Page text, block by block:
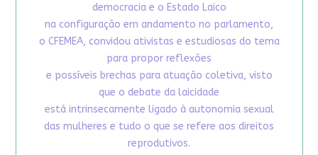
democracia e o Estado Laico
na configuração em andamento no parlamento,
o CFEMEA, convidou ativistas e estudiosas do tema
para propor reflexões
e possíveis brechas para atuação coletiva, visto
que o debate da laicidade
está intrinsecamente ligado à autonomia sexual
das mulheres e tudo o que se refere aos direitos
reprodutivos.